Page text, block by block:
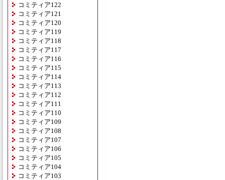
コミティア122
コミティア121
コミティア120
コミティア119
コミティア118
コミティア117
コミティア116
コミティア115
コミティア114
コミティア113
コミティア112
コミティア111
コミティア110
コミティア109
コミティア108
コミティア107
コミティア106
コミティア105
コミティア104
コミティア103